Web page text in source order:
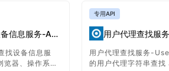
根据用户代理查找设备信息服务-ApicAgent
找设备信息服
览器、操作系
专用API
用户代理查找服
用户代理查找服务-
的用户代理字符串查